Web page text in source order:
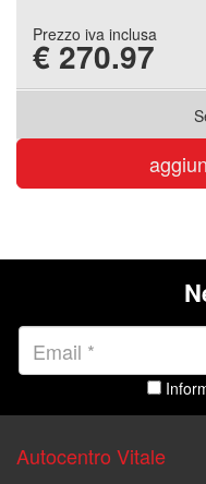
Prezzo iva inclusa
€ 270.97
Autocentro Vitale